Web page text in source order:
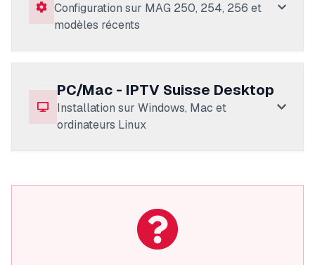
Configuration sur MAG 250, 254, 256 et
modèles récents
PC/Mac - IPTV Suisse Desktop
Installation sur Windows, Mac et
ordinateurs Linux